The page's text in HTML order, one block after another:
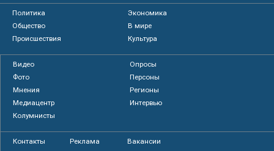
Политика
Экономика
Общество
В мире
Происшествия
Культура
Видео
Опросы
Фото
Персоны
Мнения
Регионы
Медиацентр
Интервью
Колумнисты
Контакты Реклама Вакансии